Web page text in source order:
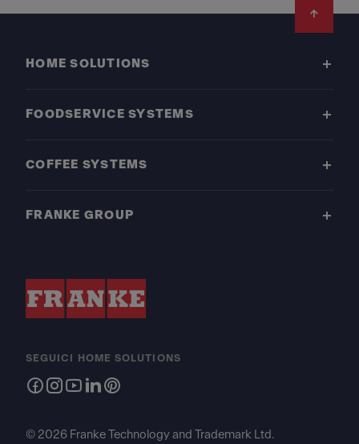
HOME SOLUTIONS
FOODSERVICE SYSTEMS
COFFEE SYSTEMS
FRANKE GROUP
SEGUICI HOME SOLUTIONS
© 2026 Franke Technology and Trademark Ltd.